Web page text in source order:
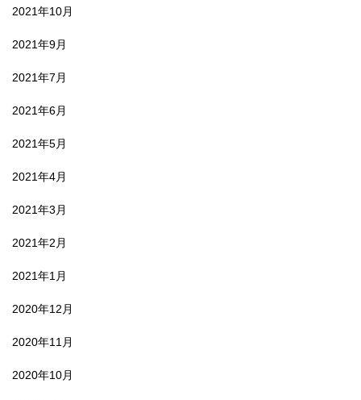
2021年10月
2021年9月
2021年7月
2021年6月
2021年5月
2021年4月
2021年3月
2021年2月
2021年1月
2020年12月
2020年11月
2020年10月